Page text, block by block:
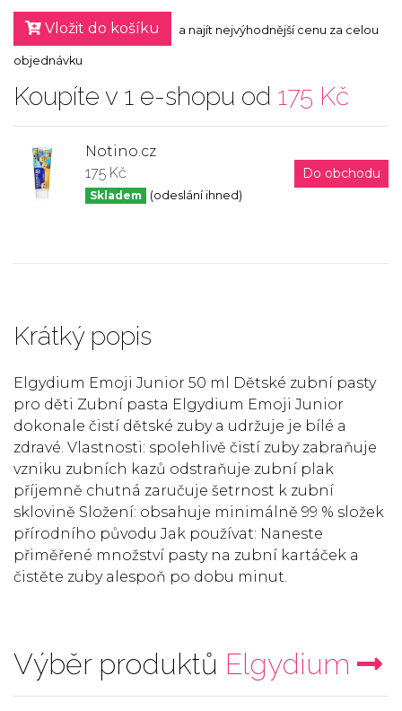
Vložit do košíku a najít nejvýhodnější cenu za celou
objednávku
Koupíte v 1 e-shopu od 175 Kč
Notino.cz
175 Kč
Skladem (odeslání ihned)
Do obchodu
Krátký popis
Elgydium Emoji Junior 50 ml Dětské zubní pasty
pro děti Zubní pasta Elgydium Emoji Junior
dokonale čistí dětské zuby a udržuje je bílé a
zdravé. Vlastnosti: spolehlivě čistí zuby zabraňuje
vzniku zubních kazů odstraňuje zubní plak
příjemně chutná zaručuje šetrnost k zubní
sklovině Složení: obsahuje minimálně 99 % složek
přírodního původu Jak používat: Naneste
přiměřené množství pasty na zubní kartáček a
čistěte zuby alespoň po dobu minut.
Výběr produktů Elgydium